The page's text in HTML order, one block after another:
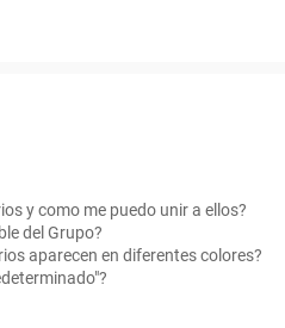
y como me puedo unir a ellos?
del Grupo?
aparecen en diferentes colores?